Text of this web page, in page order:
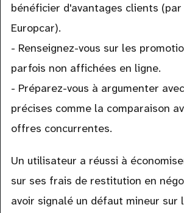
bénéficier d'avantages clients
Europcar).
- Renseignez-vous sur les
parfois non affichées en ligne.
- Préparez-vous à argumenter
précises comme la comparaison
offres concurrentes.
Un utilisateur a réussi à
sur ses frais de restitution en
avoir signalé un défaut mineur sur